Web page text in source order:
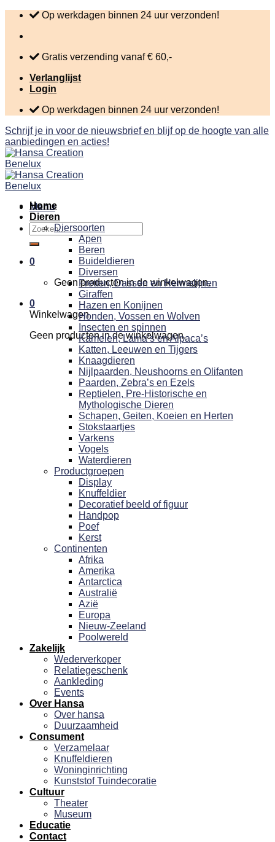
Skip
content
Op werkdagen binnen 24 uur verzonden!
Gratis verzending vanaf € 60,-
Verlanglijst
Login
Op werkdagen binnen 24 uur verzonden!
Schrijf je in voor de nieuwsbrief en blijf op de hoogte van alle
aanbiedingen en acties!
Menu
Zoeken
naar:
0
Geen producten in de winkelwagen.
0
Winkelwagen
Geen producten in de winkelwagen.
Home
Dieren
Diersoorten
Apen
Beren
Buideldieren
Diversen
Fretten, Dassen en Hermelijnen
Giraffen
Hazen en Konijnen
Honden, Vossen en Wolven
Insecten en spinnen
Kamelen, Lama’s en Alpaca’s
Katten, Leeuwen en Tijgers
Knaagdieren
Nijlpaarden, Neushoorns en Olifanten
Paarden, Zebra’s en Ezels
Reptielen, Pre-Historische en
Mythologische Dieren
Schapen, Geiten, Koeien en Herten
Stokstaartjes
Varkens
Vogels
Waterdieren
Productgroepen
Display
Knuffeldier
Decoratief beeld of figuur
Handpop
Poef
Kerst
Continenten
Afrika
Amerika
Antarctica
Australië
Azië
Europa
Nieuw-Zeeland
Poolwereld
Zakelijk
Wederverkoper
Relatiegeschenk
Aankleding
Events
Over Hansa
Over hansa
Duurzaamheid
Consument
Verzamelaar
Knuffeldieren
Woninginrichting
Kunststof Tuindecoratie
Cultuur
Theater
Museum
Educatie
Contact